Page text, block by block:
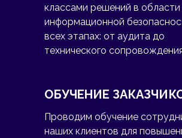
классами решений в области
информационной
всех этапах: от аудита до
технического
ОБУЧЕНИЕ
Проводим обучение
наших клиентов для